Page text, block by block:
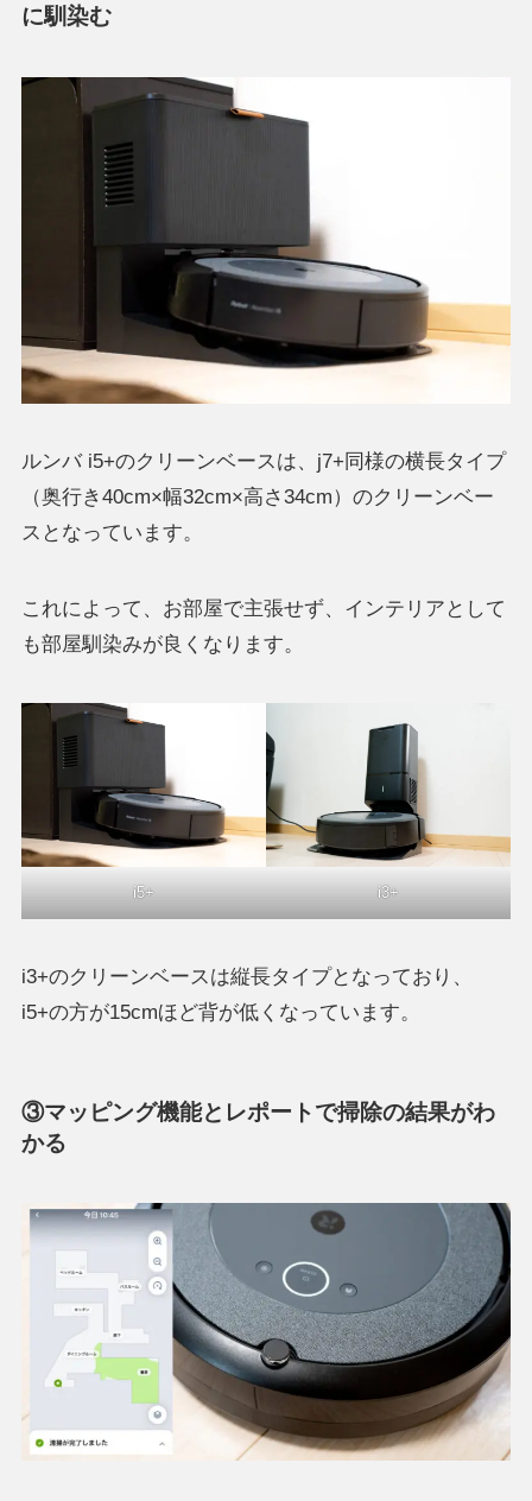
に馴染む
ルンバ i5+のクリーンベースは、j7+同様の横長タイプ
（奥行き40cm×幅32cm×高さ34cm）のクリーンベー
スとなっています。
これによって、お部屋で主張せず、インテリアとして
も部屋馴染みが良くなります。
i5+ i3+
i3+のクリーンベースは縦長タイプとなっており、
i5+の方が15cmほど背が低くなっています。
③マッピング機能とレポートで掃除の結果がわ
かる